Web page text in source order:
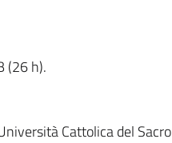
(26 h).
Cattolica del Sacro